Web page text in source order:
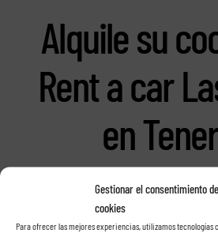
Gestionar el consentimiento
cookies
Para ofrecer las mejores experiencias, utilizamos tecnologías
Alquile su
Rent a car
en